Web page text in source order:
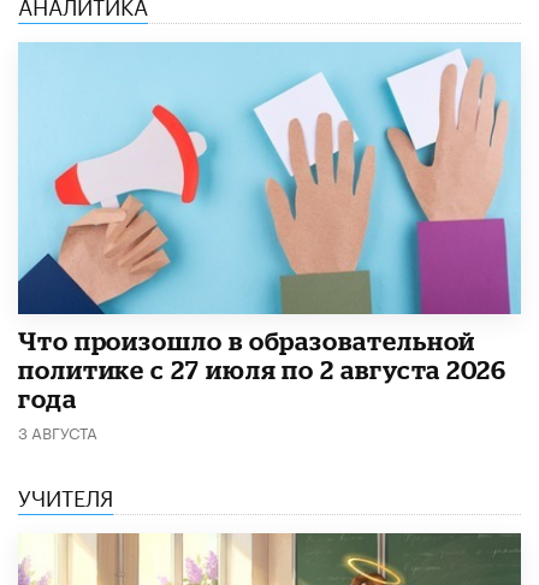
​Что произошло в образовательной
политике с 27 июля по 2 августа 2026
года
3 АВГУСТА
УЧИТЕЛЯ